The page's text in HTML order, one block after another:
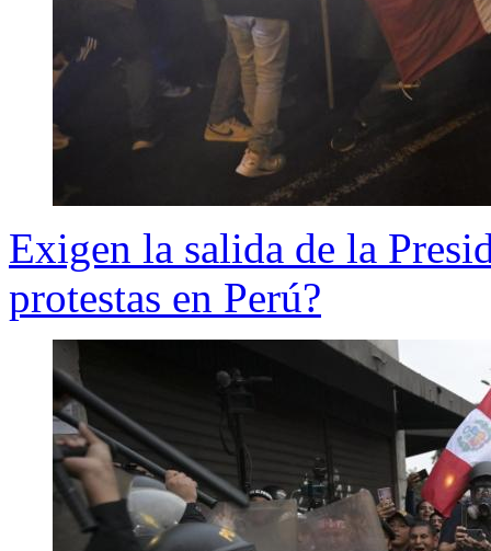
Exigen la salida de la
protestas en Perú?